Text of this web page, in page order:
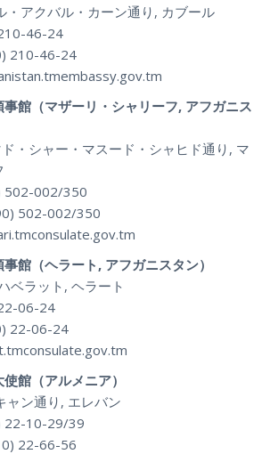
・アクバル・カーン通り, カブール
46-24
210-46-24
事館（マザーリ・シャリーフ, アフガニス
・シャー・マスード・シャヒド通り, マ
502-002/350
502-002/350
館（ヘラート, アフガニスタン）
ベラット, ヘラート
06-24
22-06-24
館（アルメニア）
ャン通り, エレバン
22-10-29/39
22-66-56